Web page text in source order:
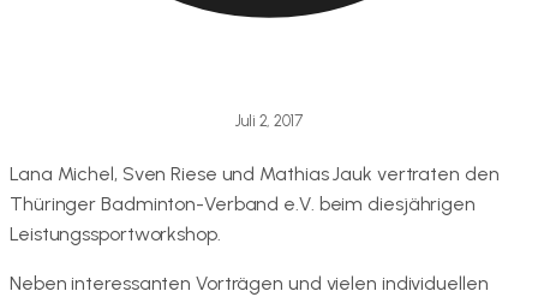
Juli 2, 2017
Lana Michel, Sven Riese und Mathias Jauk vertraten den
Thüringer Badminton-Verband e.V. beim diesjährigen
Leistungssportworkshop.
Neben interessanten Vorträgen und vielen individuellen